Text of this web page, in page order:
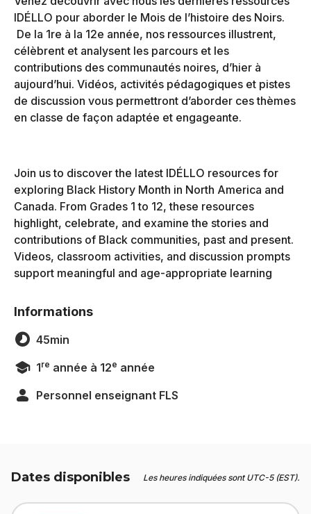
IDÉLLO pour aborder le Mois de l’histoire des Noirs.
De la 1re à la 12e année, nos ressources illustrent,
célèbrent et analysent les parcours et les
contributions des communautés noires, d’hier à
aujourd’hui. Vidéos, activités pédagogiques et pistes
de discussion vous permettront d’aborder ces thèmes
en classe de façon adaptée et engageante.
Join us to discover the latest IDÉLLO resources for
exploring Black History Month in North America and
Canada. From Grades 1 to 12, these resources
highlight, celebrate, and examine the stories and
contributions of Black communities, past and present.
Videos, classroom activities, and discussion prompts
support meaningful and age-appropriate learning
Informations
45min
1re année à 12e année
Personnel enseignant FLS
Dates disponibles Les heures indiquées sont UTC-5 (EST).